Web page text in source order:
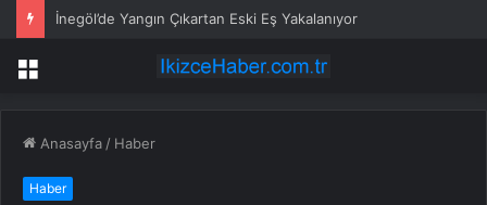
İnegöl’de Yangın Çıkartan Eski Eş Yakalanıyor
Menü
Anasayfa / Haber
Haber